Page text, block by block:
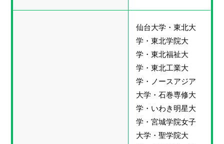
仙台大学・東北大
学・東北学院大
学・東北福祉大
学・東北工業大
学・ノースアジア
大学・石巻専修大
学・いわき明星大
学・宮城学院女子
大学・聖学院大